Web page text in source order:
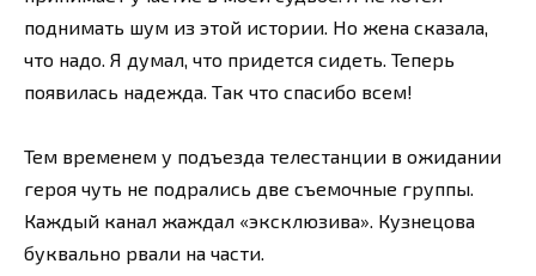
поднимать шум из этой истории. Но жена сказала,
что надо. Я думал, что придется сидеть. Теперь
появилась надежда. Так что спасибо всем!
Тем временем у подъезда телестанции в ожидании
героя чуть не подрались две съемочные группы.
Каждый канал жаждал «эксклюзива». Кузнецова
буквально рвали на части.